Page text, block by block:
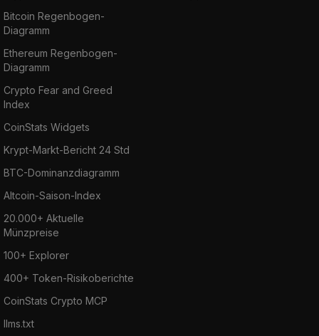
Bitcoin Regenbogen-
Diagramm
Ethereum Regenbogen-
Diagramm
Crypto Fear and Greed
Index
CoinStats Widgets
Krypt-Markt-Bericht 24 Std
BTC-Dominanzdiagramm
Altcoin-Saison-Index
20.000+ Aktuelle
Münzpreise
100+ Explorer
400+ Token-Risikoberichte
CoinStats Crypto MCP
llms.txt